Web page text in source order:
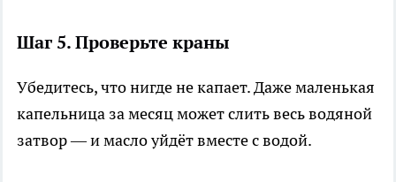
Шаг 5. Проверьте краны
Убедитесь, что нигде не капает. Даже маленькая
капельница за месяц может слить весь водяной
затвор — и масло уйдёт вместе с водой.